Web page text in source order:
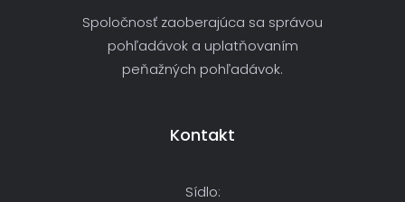
Spoločnosť zaoberajúca sa správou
pohľadávok a uplatňovaním
peňažných pohľadávok.
Kontakt
Sídlo: